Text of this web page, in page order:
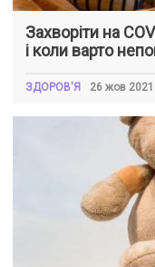
Захворіти на
і коли варто
ЗДОРОВ'Я 26 жов 2021